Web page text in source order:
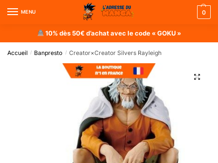
MENU 0
10% dès 50€ d’achat avec le code « GOKU »
Accueil / Banpresto / Creator×Creator Silvers Rayleigh